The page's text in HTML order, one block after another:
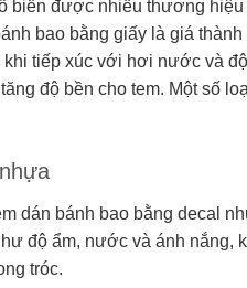
biến được nhiều thương
bao bằng giấy là giá
tiếp xúc với hơi nước và
độ bền cho tem. Một số
dán bánh bao bằng decal
độ ẩm, nước và ánh nắng,
tróc.